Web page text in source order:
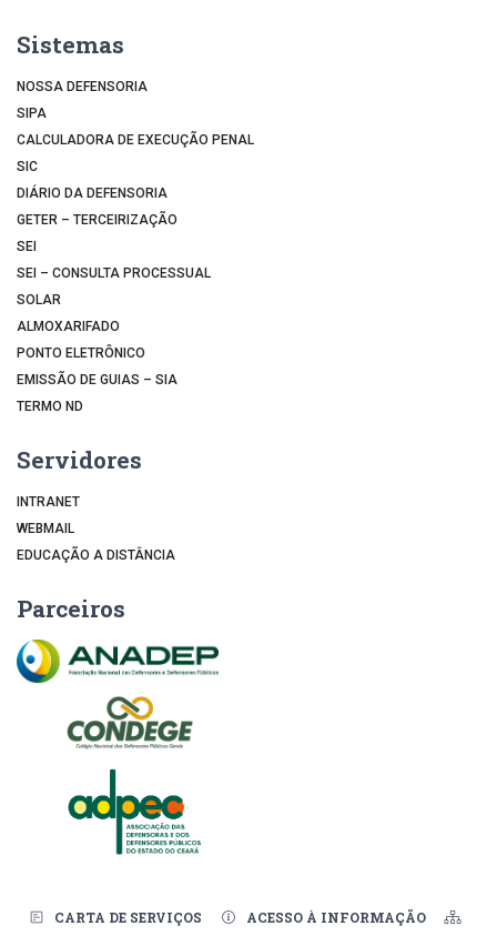
Sistemas
NOSSA DEFENSORIA
SIPA
CALCULADORA DE EXECUÇÃO PENAL
SIC
DIÁRIO DA DEFENSORIA
GETER – TERCEIRIZAÇÃO
SEI
SEI – CONSULTA PROCESSUAL
SOLAR
ALMOXARIFADO
PONTO ELETRÔNICO
EMISSÃO DE GUIAS – SIA
TERMO ND
Servidores
INTRANET
WEBMAIL
EDUCAÇÃO A DISTÂNCIA
Parceiros
CARTA DE SERVIÇOS
ACESSO À INFORMAÇÃO